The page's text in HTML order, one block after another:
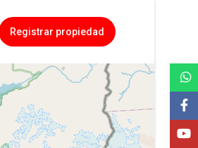
Registrar propiedad